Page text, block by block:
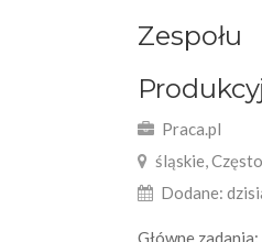
Zespołu
Praca.pl
śląskie,
Dodane:
Główne